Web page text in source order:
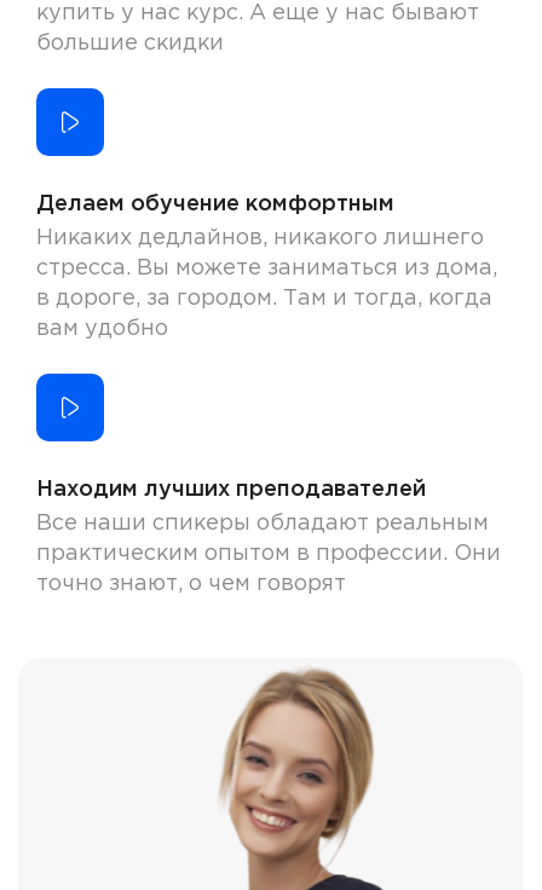
купить у нас курс. А еще у нас бывают
большие скидки
Делаем обучение комфортным
Никаких дедлайнов, никакого лишнего
стресса. Вы можете заниматься из дома,
в дороге, за городом. Там и тогда, когда
вам удобно
Находим лучших преподавателей
Все наши спикеры обладают реальным
практическим опытом в профессии. Они
точно знают, о чем говорят